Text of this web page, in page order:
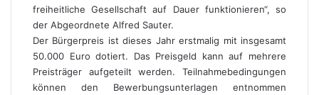
freiheitliche Gesellschaft auf Dauer funktionieren“, so
der Abgeordnete Alfred Sauter.
Der Bürgerpreis ist dieses Jahr erstmalig mit insgesamt
50.000 Euro dotiert. Das Preisgeld kann auf mehrere
Preisträger aufgeteilt werden. Teilnahmebedingungen
können den Bewerbungsunterlagen entnommen